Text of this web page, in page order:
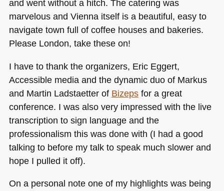
and went without a hitch. The catering was
marvelous and Vienna itself is a beautiful, easy to
navigate town full of coffee houses and bakeries.
Please London, take these on!
I have to thank the organizers, Eric Eggert,
Accessible media and the dynamic duo of Markus
and Martin Ladstaetter of Bizepsfor a great
conference. I was also very impressed with the live
transcription to sign language and the
professionalism this was done with (I had a good
talking to before my talk to speak much slower and
hope I pulled it off).
On a personal note one of my highlights was being